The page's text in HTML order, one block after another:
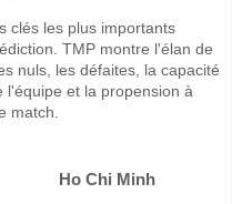
clés les plus importants
TMP montre l'élan de
nuls, les défaites, la capacité
l'équipe et la propension à
match.
Ho Chi Minh